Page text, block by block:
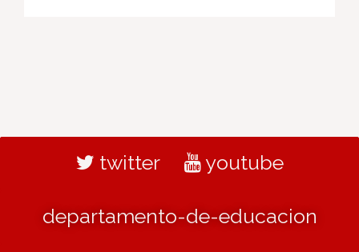
twitter youtube
departamento-de-educacion